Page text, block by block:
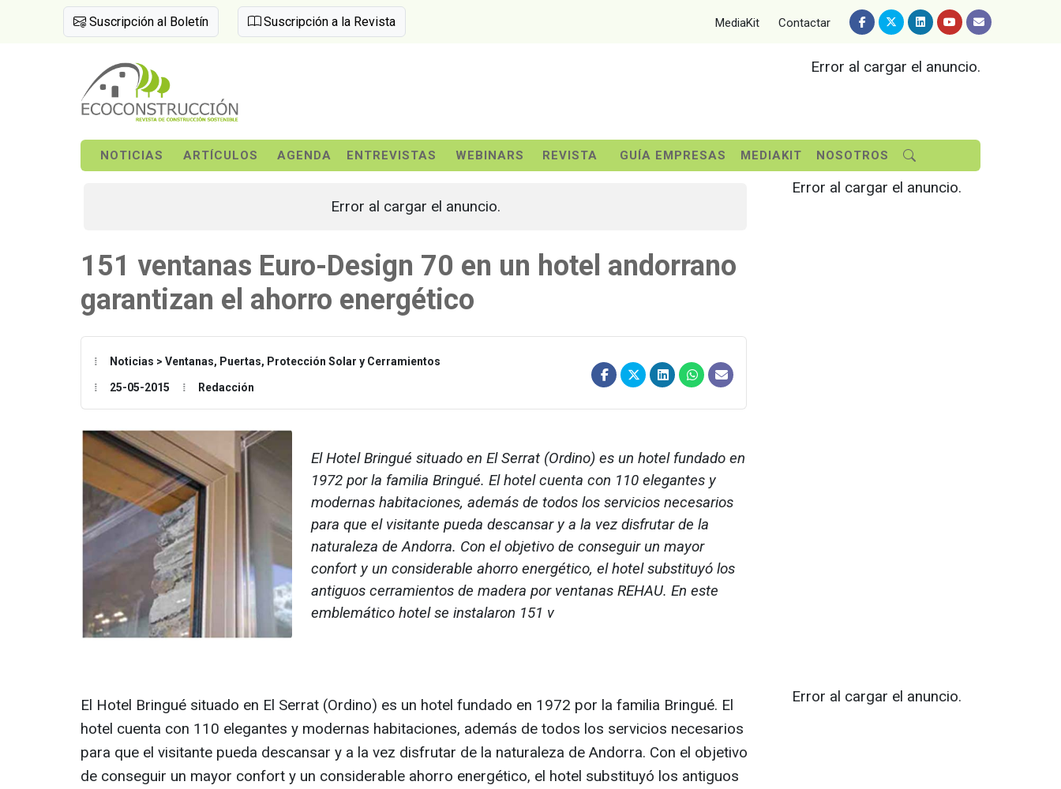
Suscripción al Boletín Suscripción a la Revista MediaKit Contactar
Error al cargar el anuncio.
NOTICIAS ARTÍCULOS AGENDA ENTREVISTAS WEBINARS REVISTA GUÍA EMPRESAS MEDIAKIT NOSOTROS
Error al cargar el anuncio.
151 ventanas Euro-Design 70 en un hotel andorrano
garantizan el ahorro energético
Noticias > Ventanas, Puertas, Protección Solar y Cerramientos
25-05-2015 Redacción
El Hotel Bringué situado en El Serrat (Ordino) es un hotel fundado en
1972 por la familia Bringué. El hotel cuenta con 110 elegantes y
modernas habitaciones, además de todos los servicios necesarios
para que el visitante pueda descansar y a la vez disfrutar de la
naturaleza de Andorra. Con el objetivo de conseguir un mayor
confort y un considerable ahorro energético, el hotel substituyó los
antiguos cerramientos de madera por ventanas REHAU. En este
emblemático hotel se instalaron 151 v
Error al cargar el anuncio.
El Hotel Bringué situado en El Serrat (Ordino) es un hotel fundado en 1972 por la familia Bringué. El
hotel cuenta con 110 elegantes y modernas habitaciones, además de todos los servicios necesarios
para que el visitante pueda descansar y a la vez disfrutar de la naturaleza de Andorra. Con el objetivo
de conseguir un mayor confort y un considerable ahorro energético, el hotel substituyó los antiguos
Error al cargar el anuncio.